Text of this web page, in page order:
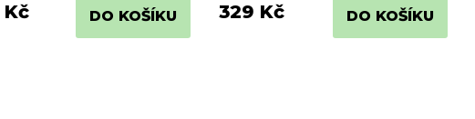
DO KOŠÍKU 329 Kč DO KOŠÍKU